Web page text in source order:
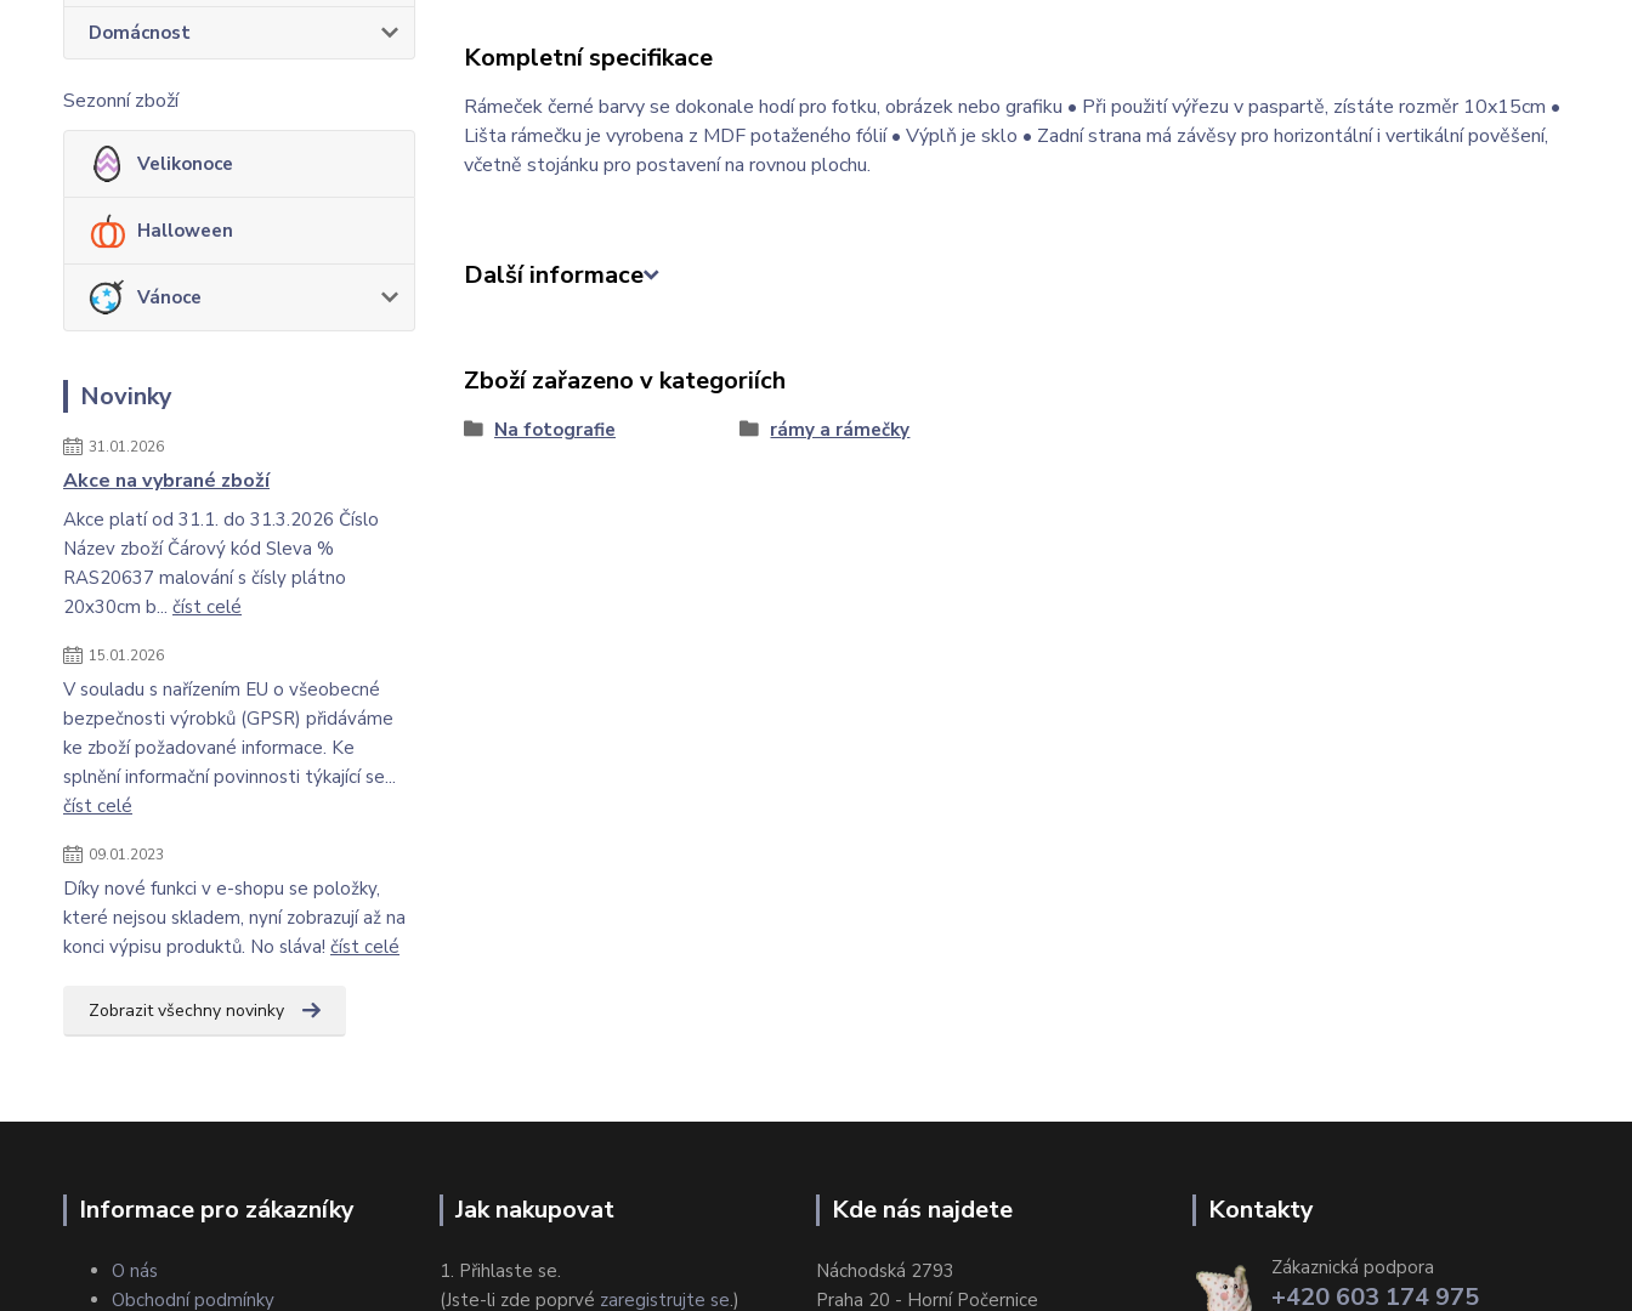
Domácnost
Sezonní zboží
Velikonoce
Halloween
Vánoce
Novinky
31.01.2026
Akce na vybrané zboží
Akce platí od 31.1. do 31.3.2026 Číslo
Název zboží Čárový kód Sleva %
RAS20637 malování s čísly plátno
20x30cm b... číst celé
15.01.2026
V souladu s nařízením EU o všeobecné
bezpečnosti výrobků (GPSR) přidáváme
ke zboží požadované informace. Ke
splnění informační povinnosti týkající se...
číst celé
09.01.2023
Díky nové funkci v e-shopu se položky,
které nejsou skladem, nyní zobrazují až na
konci výpisu produktů. No sláva! číst celé
Zobrazit všechny novinky
Kompletní specifikace
Rámeček černé barvy se dokonale hodí pro fotku, obrázek nebo grafiku • Při použití výřezu v paspartě, zístáte rozměr 10x15cm •
Lišta rámečku je vyrobena z MDF potaženého fólií • Výplň je sklo • Zadní strana má závěsy pro horizontální i vertikální pověšení,
včetně stojánku pro postavení na rovnou plochu.
Další informace
Zboží zařazeno v kategoriích
Na fotografie rámy a rámečky
Informace pro zákazníky
O nás
Obchodní podmínky
Jak nakupovat
1. Přihlaste se.
(Jste-li zde poprvé zaregistrujte se.)
Kde nás najdete
Náchodská 2793
Praha 20 - Horní Počernice
Kontakty
Zákaznická podpora
+420 603 174 975